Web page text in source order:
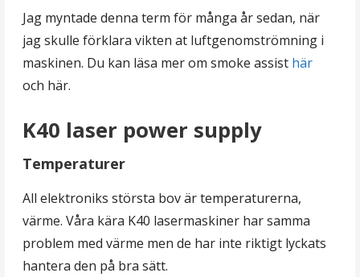
Jag myntade denna term för många år sedan, när
jag skulle förklara vikten at luftgenomströmning i
maskinen. Du kan läsa mer om smoke assist här
och här.
K40 laser power supply
Temperaturer
All elektroniks största bov är temperaturerna,
värme. Våra kära K40 lasermaskiner har samma
problem med värme men de har inte riktigt lyckats
hantera den på bra sätt.